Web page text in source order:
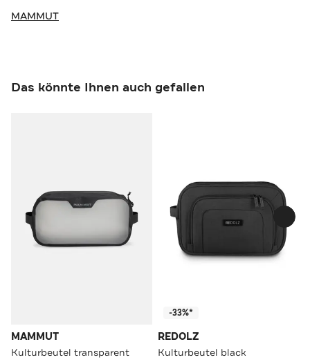
MAMMUT
Das könnte Ihnen auch gefallen
MAMMUT
Kulturbeutel transparent
-33%*
REDOLZ
Kulturbeutel black